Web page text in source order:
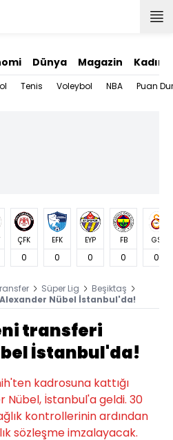
Dünya Magazin Kadın
Tenis Voleybol NBA Puan
ÇFK
0
EFK
0
EYP
0
FB
0
GS
0
Süper Lig
Beşiktaş
Nübel İstanbul'da!
transferi
İstanbul'da!
kadrosuna kattığı
Nübel, İstanbul'a geldi. 30
kontrollerinin ardından
sözleşme imzalayacak.